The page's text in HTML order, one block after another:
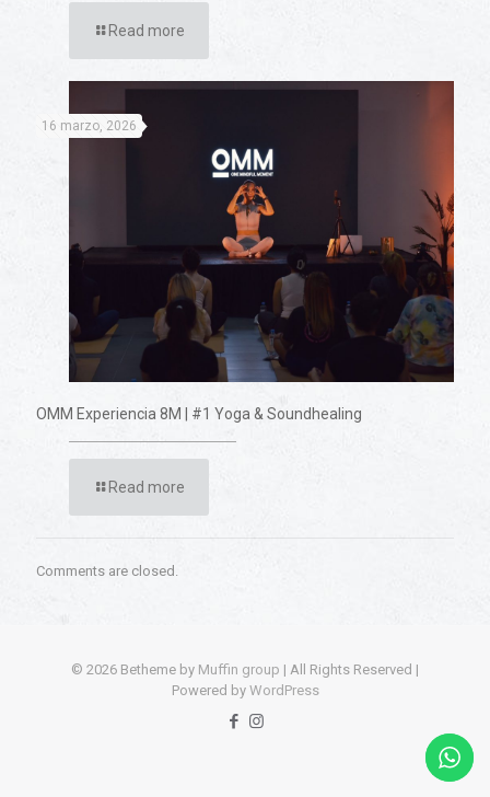
Read more
16 marzo, 2026
OMM Experiencia 8M | #1 Yoga & Soundhealing
Read more
Comments are closed.
© 2026 Betheme by Muffin group | All Rights Reserved |
Powered by WordPress